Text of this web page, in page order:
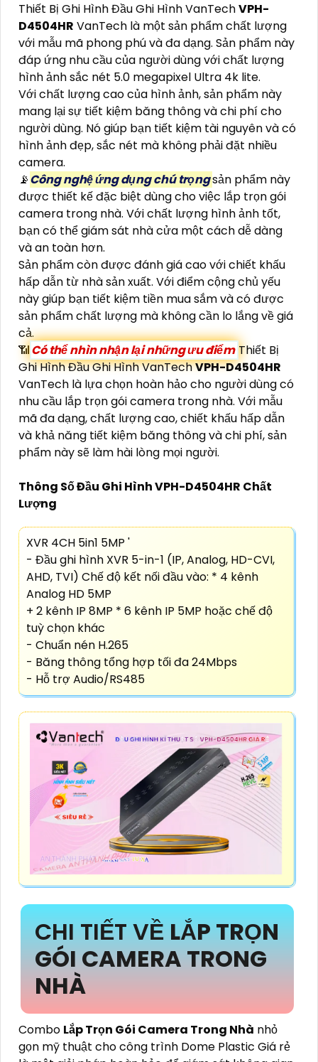
Thiết Bị Ghi Hình Đầu Ghi Hình VanTechVPH-
D4504HR VanTech là một sản phẩm chất lượng
với mẫu mã phong phú và đa dạng. Sản phẩm này
đáp ứng nhu cầu của người dùng với chất lượng
hình ảnh sắc nét 5.0 megapixel Ultra 4k lite.
Với chất lượng cao của hình ảnh, sản phẩm này
mang lại sự tiết kiệm băng thông và chi phí cho
người dùng. Nó giúp bạn tiết kiệm tài nguyên và có
hình ảnh đẹp, sắc nét mà không phải đặt nhiều
camera.
📡Công nghệ ứng dụng chú trọngsản phẩm này
được thiết kế đặc biệt dùng cho việc lắp trọn gói
camera trong nhà. Với chất lượng hình ảnh tốt,
bạn có thể giám sát nhà cửa một cách dễ dàng
và an toàn hơn.
Sản phẩm còn được đánh giá cao với chiết khấu
hấp dẫn từ nhà sản xuất. Với điểm cộng chủ yếu
này giúp bạn tiết kiệm tiền mua sắm và có được
sản phẩm chất lượng mà không cần lo lắng về giá
cả.
📶Có thể nhìn nhận lại những ưu điểm Thiết Bị
Ghi Hình Đầu Ghi Hình VanTechVPH-D4504HR
VanTech là lựa chọn hoàn hảo cho người dùng có
nhu cầu lắp trọn gói camera trong nhà. Với mẫu
mã đa dạng, chất lượng cao, chiết khấu hấp dẫn
và khả năng tiết kiệm băng thông và chi phí, sản
phẩm này sẽ làm hài lòng mọi người.
Thông Số Đầu Ghi Hình VPH-D4504HR Chất
Lượng
XVR 4CH 5in1 5MP '
- Đầu ghi hình XVR 5-in-1 (IP, Analog, HD-CVI,
AHD, TVI) Chế độ kết nối đầu vào: * 4 kênh
Analog HD 5MP
+ 2 kênh IP 8MP * 6 kênh IP 5MP hoặc chế độ
tuỳ chọn khác
- Chuẩn nén H.265
- Băng thông tổng hợp tối đa 24Mbps
- Hỗ trợ Audio/RS485
CHI TIẾT VỀLẮP TRỌN
GÓI CAMERA TRONG
NHÀ
Combo Lắp Trọn Gói Camera Trong Nhà nhỏ
gọn mỹ thuật cho công trình Dome Plastic Giá rẻ